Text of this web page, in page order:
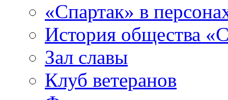
«Спартак» в
История общества
Зал славы
Клуб ветеранов